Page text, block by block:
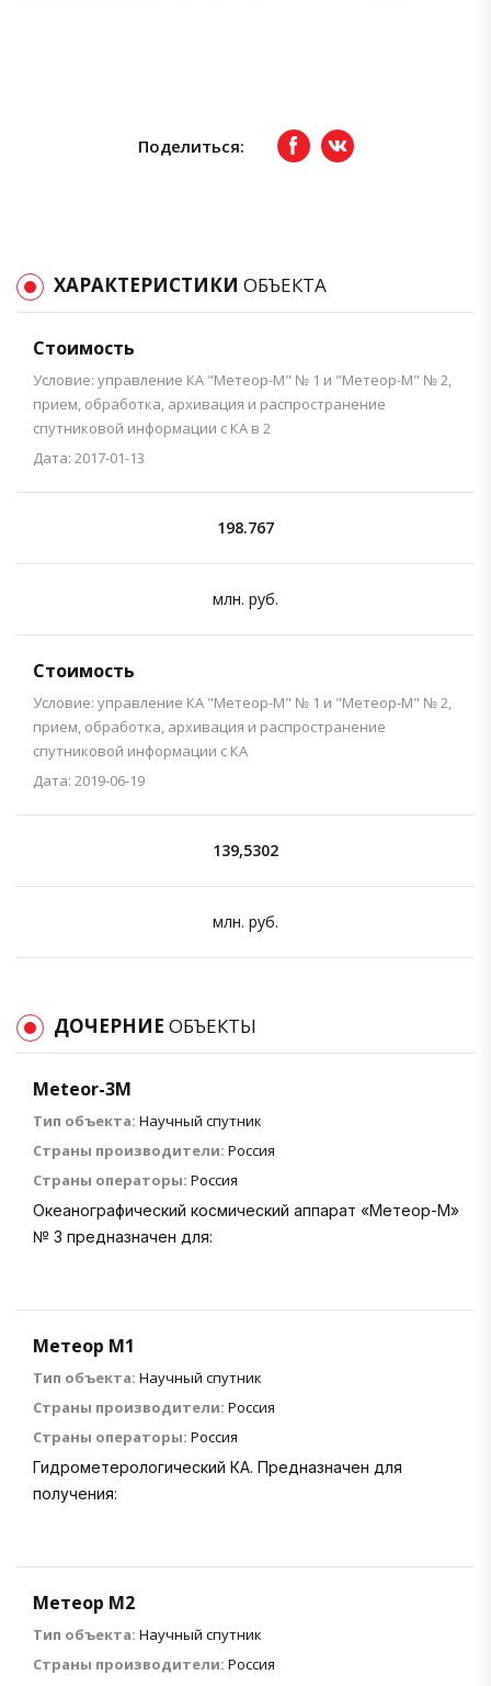
Поделиться: FacebookвКонтакте
ХАРАКТЕРИСТИКИ ОБЪЕКТА
Стоимость
Условие: управление КА "Метеор-М" № 1 и "Метеор-М" № 2,
прием, обработка, архивация и распространение
спутниковой информации с КА в 2
Дата: 2017-01-13
198.767
млн. руб.
Стоимость
Условие: управление КА "Метеор-М" № 1 и "Метеор-М" № 2,
прием, обработка, архивация и распространение
спутниковой информации с КА
Дата: 2019-06-19
139,5302
млн. руб.
ДОЧЕРНИЕ ОБЪЕКТЫ
Meteor-3M
Тип объекта: Научный спутник
Страны производители: Россия
Страны операторы: Россия
Океанографический космический аппарат «Метеор-М»
№ 3 предназначен для:
Метеор М1
Тип объекта: Научный спутник
Страны производители: Россия
Страны операторы: Россия
Гидрометерологический КА. Предназначен для
получения:
Метеор М2
Тип объекта: Научный спутник
Страны производители: Россия